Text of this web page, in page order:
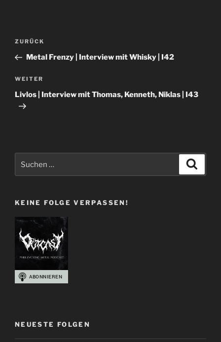
Beitragsnavigation
Vorheriger
Beitrag
ZURÜCK
Metal Frenzy | Interview mit Whisky | I42
Nächster
Beitrag
WEITER
Livlos | Interview mit Thomas, Kenneth, Niklas | I43
KEINE FOLGE VERPASSEN!
NEUESTE FOLGEN